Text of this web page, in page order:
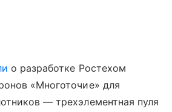
о разработке Ростехом
«Многоточие» для
— трехэлементная пуля